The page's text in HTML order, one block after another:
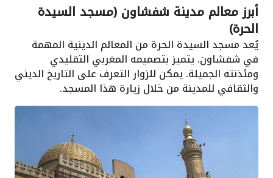
أبرز معالم مدينة شفشاون (مسجد السيدة
الحرة)
يُعد مسجد السيدة الحرة من المعالم الدينية المهمة
في شفشاون. يتميز بتصميمه المغربي التقليدي
ومئذنته الجميلة. يمكن للزوار التعرف على التاريخ الديني
والثقافي للمدينة من خلال زيارة هذا المسجد.